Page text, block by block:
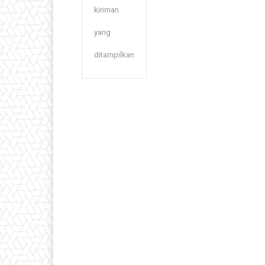
kiriman
yang
ditampilkan